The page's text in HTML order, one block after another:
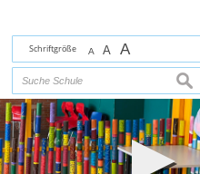
Schriftgröße A A A